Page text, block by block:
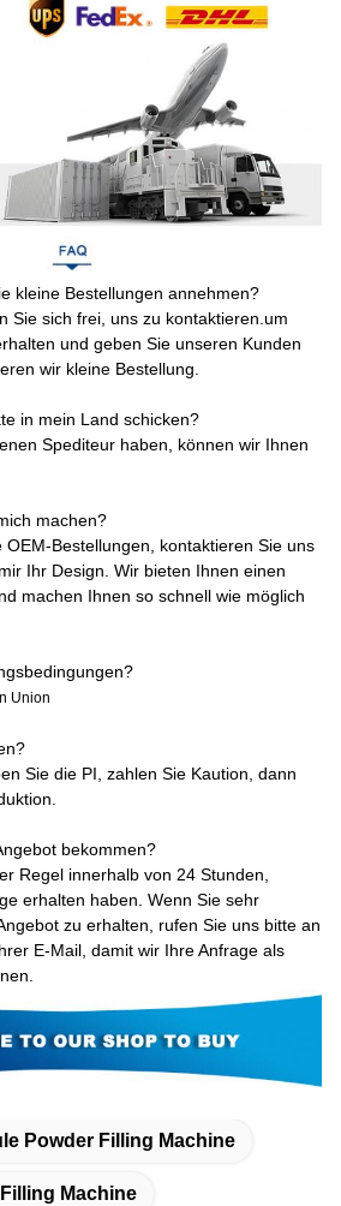
kleine Bestellungen annehmen?
Sie sich frei, uns zu kontaktieren.um
und geben Sie unseren Kunden
wir kleine Bestellung.
in mein Land schicken?
Spediteur haben, können wir Ihnen
machen?
OEM-Bestellungen, kontaktieren Sie uns
Ihr Design. Wir bieten Ihnen einen
machen Ihnen so schnell wie möglich
Union
Sie die PI, zahlen Sie Kaution, dann
bekommen?
Regel innerhalb von 24 Stunden,
erhalten haben. Wenn Sie sehr
zu erhalten, rufen Sie uns bitte an
E-Mail, damit wir Ihre Anfrage als
Powder Filling Machine
Machine